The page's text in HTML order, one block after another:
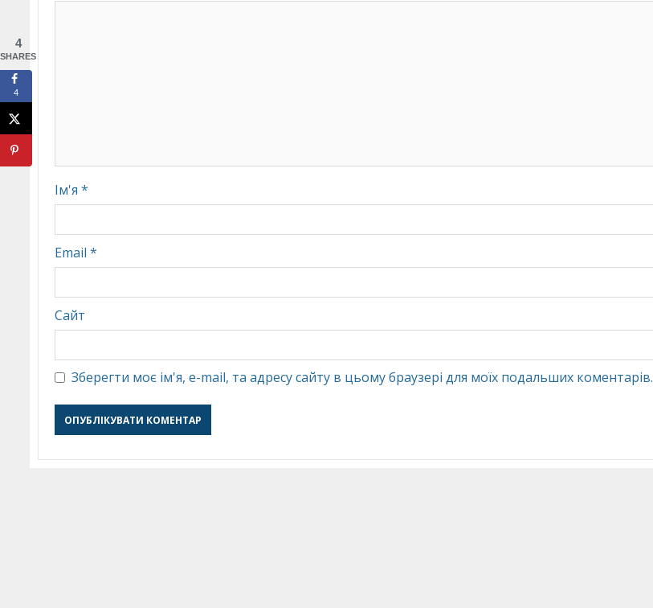
Ім'я *
Email *
Сайт
Зберегти моє ім'я, e-mail, та адресу сайту в цьому браузері для моїх подальших коментарів.
4
SHARES
4